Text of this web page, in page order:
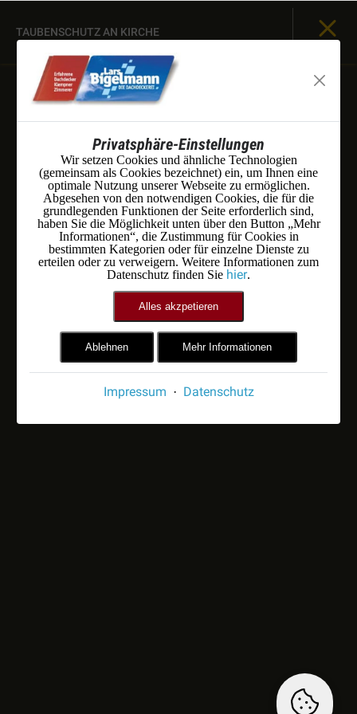
TAUBENSCHUTZ AN KIRCHE
Privatsphäre-Einstellungen
Wir setzen Cookies und ähnliche Technologien
(gemeinsam als Cookies bezeichnet) ein, um Ihnen eine
optimale Nutzung unserer Webseite zu ermöglichen.
Abgesehen von den notwendigen Cookies, die für die
grundlegenden Funktionen der Seite erforderlich sind,
haben Sie die Möglichkeit unten über den Button „Mehr
Informationen“, die Zustimmung für Cookies in
bestimmten Kategorien oder für einzelne Dienste zu
erteilen oder zu verweigern. Weitere Informationen zum
Datenschutz finden Sie hier.
Alles akzpetieren
Ablehnen Mehr Informationen
Impressum · Datenschutz